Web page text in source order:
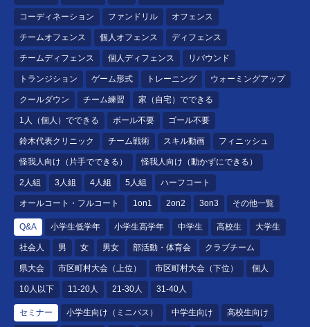
コーディネーション ファンドリル オフェンス
チームオフェンス 個人オフェンス ディフェンス
チームディフェンス 個人ディフェンス リバウンド
トランジション ゲーム形式 トレーニング ウォーミングアップ
クールダウン チーム練習 家（自宅）でできる
1人（個人）でできる ボール不要 ゴール不要
鈴木代表クリニック チーム戦術 スキル動画 フィニッシュ
怪我人向け（片手でできる） 怪我人向け（動かずにできる）
2人組 3人組 4人組 5人組 ハーフコート
オールコート・フルコート 1on1 2on2 3on3 その他一覧
Q&A 小学生低学年 小学生高学年 中学生 高校生 大学生
社会人 男 女 男女 部活動・体育会 クラブチーム
県大会 市区町村大会（上位） 市区町村大会（下位） 個人
10人以下 11-20人 21-30人 31-40人
セミナー 小学生向け（ミニバス） 中学生向け 高校生向け